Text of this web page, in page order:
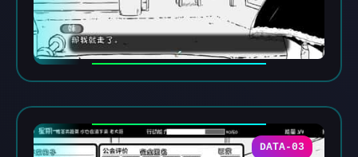
DATA-03